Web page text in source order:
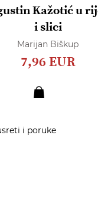
Kažotić u
i slici
Marijan Biškup
7,96 EUR